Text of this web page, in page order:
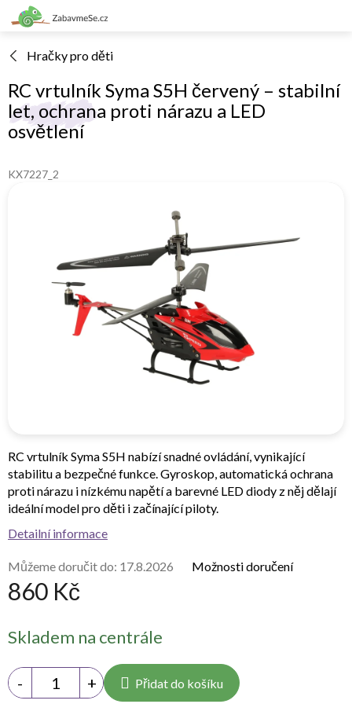
Přejít
na
Hračky pro děti
RC vrtulník Syma S5H červený – stabilní
let, ochrana proti nárazu a LED
osvětlení
KX7227_2
860 Kč
cena:
Skladem na centrále
Můžeme doručit do: 17.8.2026 Možnosti doručení
Přidat do košíku
RC vrtulník Syma S5H nabízí snadné ovládání, vynikající
stabilitu a bezpečné funkce. Gyroskop, automatická ochrana
proti nárazu i nízkému napětí a barevné LED diody z něj dělají
ideální model pro děti i začínající piloty.
Detailní informace